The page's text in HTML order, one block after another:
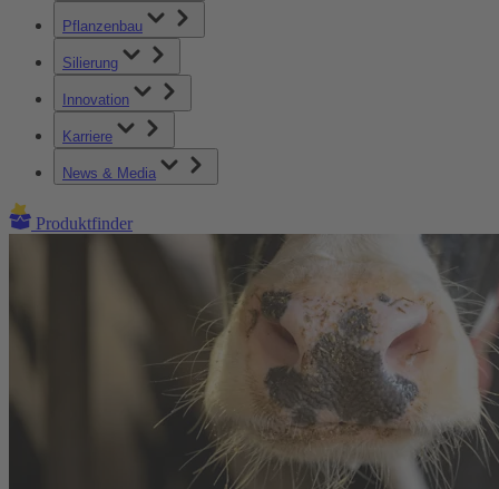
Pflanzenbau
Silierung
Innovation
Karriere
News & Media
Produktfinder